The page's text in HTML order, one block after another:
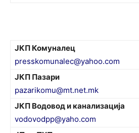
ЈКП Комуналец
presskomunalec@yahoo.com
ЈКП Пазари
pazarikomu@mt.net.mk
ЈКП Водовод и канализација
vodovodpp@yaho.com